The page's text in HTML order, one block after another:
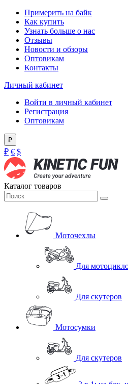
Примерить на байк
Как купить
Узнать больше о нас
Отзывы
Новости и обзоры
Оптовикам
Контакты
Личный кабинет
Войти в личный кабинет
Регистрация
Оптовикам
₽
₽ € $
Каталог товаров
Моточехлы
Для
Для скутеров
Мотосумки
Для скутеров